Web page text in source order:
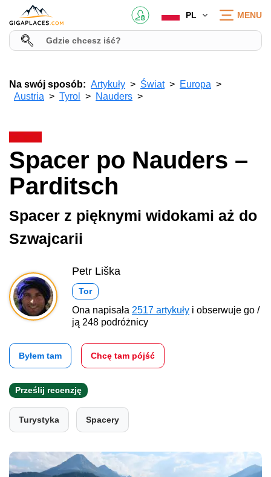
PL MENU
Na swój sposób: Artykuły Świat
Europa
Austria
Tyrol Nauders
Spacer po Nauders –
Parditsch
Spacer z pięknymi widokami aż do
Szwajcarii
Petr Liška
Tor
Ona napisała 2517 artykuły i obserwuje go /
ją 248 podróżnicy
Byłem tam Chcę tam pójść
Prześlij recenzję
Turystyka Spacery